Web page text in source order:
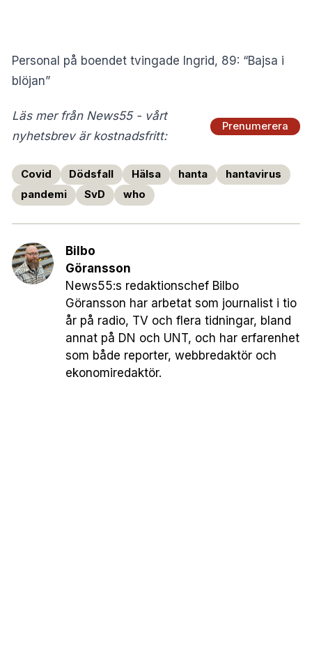
Personal på boendet tvingade Ingrid, 89: “Bajsa i
blöjan”
Läs mer från News55 - vårt
nyhetsbrev är kostnadsfritt:
Prenumerera
Covid Dödsfall Hälsa hanta
hantavirus
pandemi
SvD who
Bilbo
Göransson
News55:s redaktionschef Bilbo
Göransson har arbetat som journalist i tio
år på radio, TV och flera tidningar, bland
annat på DN och UNT, och har erfarenhet
som både reporter, webbredaktör och
ekonomiredaktör.